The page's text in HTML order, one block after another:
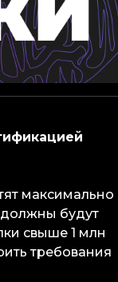
максимально
будут
свыше 1 млн
требования